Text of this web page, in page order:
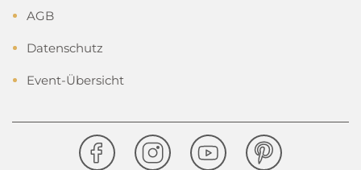
AGB
Datenschutz
Event-Übersicht